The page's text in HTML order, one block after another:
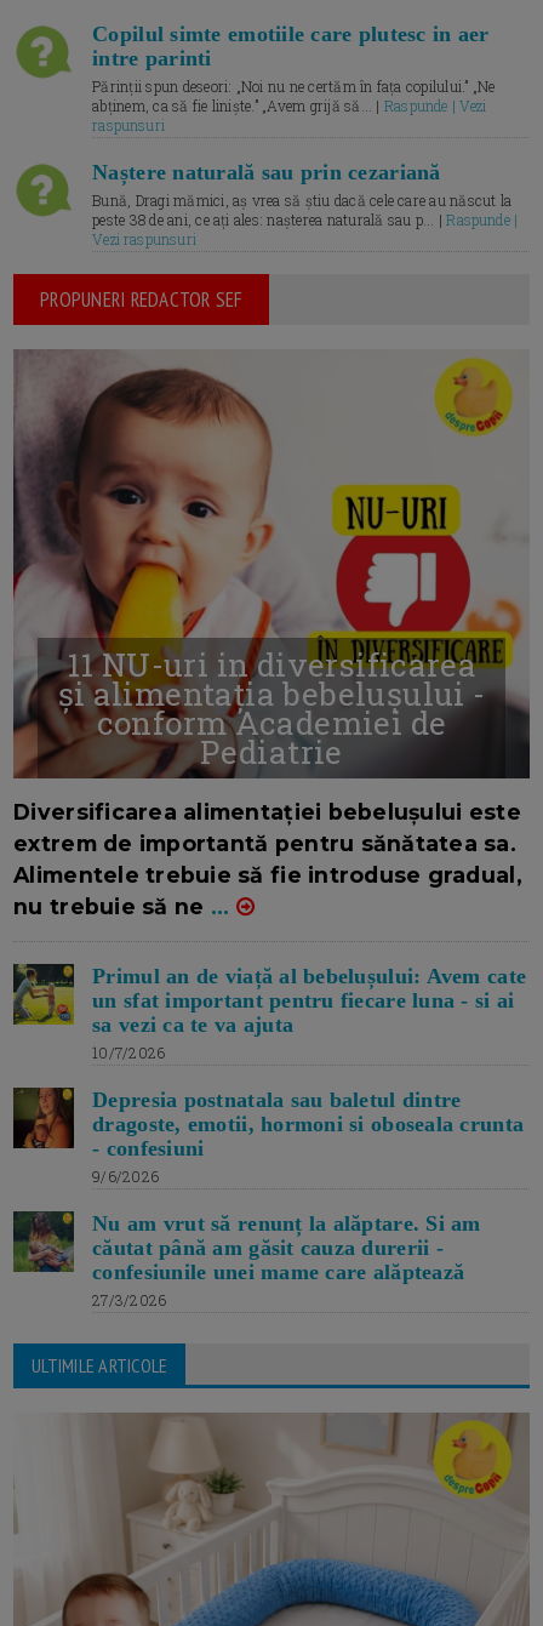
Copilul simte emotiile care plutesc in aer
intre parinti
Părinții spun deseori: „Noi nu ne certăm în fața copilului.” „Ne
abținem, ca să fie liniște.” „Avem grijă să... | Raspunde | Vezi
raspunsuri
Naștere naturală sau prin cezariană
Bună, Dragi mămici, aș vrea să știu dacă cele care au născut la
peste 38 de ani, ce ați ales: nașterea naturală sau p... |Raspunde |
Vezi raspunsuri
PROPUNERI REDACTOR SEF
11 NU-uri in diversificarea
și alimentația bebelușului -
conform Academiei de
Pediatrie
Diversificarea alimentației bebelușului este
extrem de importantă pentru sănătatea sa.
Alimentele trebuie să fie introduse gradual,
nu trebuie să ne ...
Primul an de viață al bebelușului: Avem cate
un sfat important pentru fiecare luna - si ai
sa vezi ca te va ajuta
10/7/2026
Depresia postnatala sau baletul dintre
dragoste, emotii, hormoni si oboseala crunta
- confesiuni
9/6/2026
Nu am vrut să renunț la alăptare. Si am
căutat până am găsit cauza durerii -
confesiunile unei mame care alăptează
27/3/2026
ULTIMILE ARTICOLE